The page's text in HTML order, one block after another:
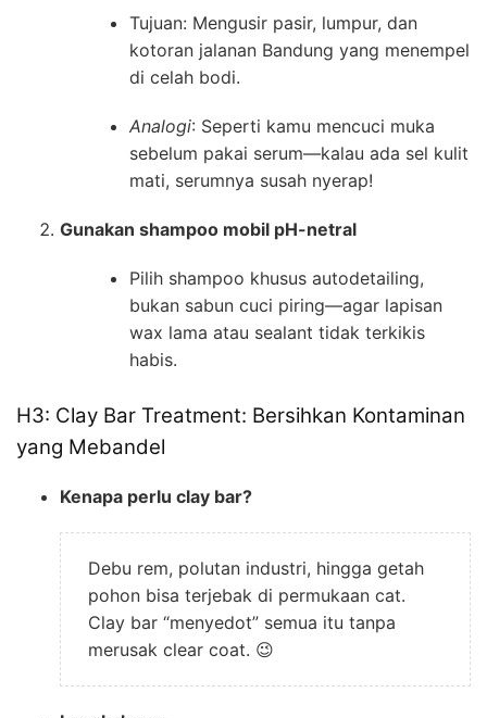
Tujuan: Mengusir pasir, lumpur, dan
kotoran jalanan Bandung yang menempel
di celah bodi.
Analogi: Seperti kamu mencuci muka
sebelum pakai serum—kalau ada sel kulit
mati, serumnya susah nyerap!
Gunakan shampoo mobil pH-netral
Pilih shampoo khusus autodetailing,
bukan sabun cuci piring—agar lapisan
wax lama atau sealant tidak terkikis
habis.
H3: Clay Bar Treatment: Bersihkan Kontaminan
yang Mebandel
Kenapa perlu clay bar?
Debu rem, polutan industri, hingga getah
pohon bisa terjebak di permukaan cat.
Clay bar “menyedot” semua itu tanpa
merusak clear coat. 😉